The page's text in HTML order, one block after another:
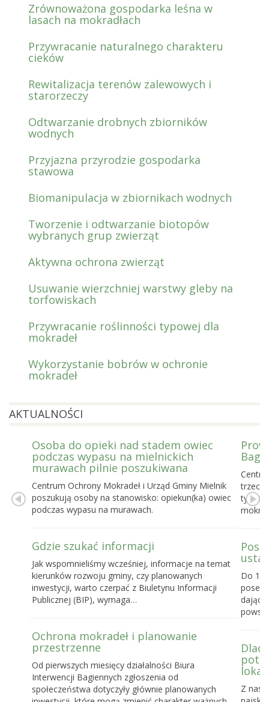
Zrównoważona gospodarka leśna w
lasach na mokradłach
Przywracanie naturalnego charakteru
cieków
Rewitalizacja terenów zalewowych i
starorzeczy
Odtwarzanie drobnych zbiorników
wodnych
Przyjazna przyrodzie gospodarka
stawowa
Biomanipulacja w zbiornikach wodnych
Tworzenie i odtwarzanie biotopów
wybranych grup zwierząt
Aktywna ochrona zwierząt
Usuwanie wierzchniej warstwy gleby na
torfowiskach
Przywracanie roślinności typowej dla
mokradeł
Wykorzystanie bobrów w ochronie
mokradeł
AKTUALNOŚCI
Osoba do opieki nad stadem owiec
podczas wypasu na mielnickich
murawach pilnie poszukiwana
Centrum Ochrony Mokradeł i Urząd Gminy Mielnik
poszukują osoby na stanowisko: opiekun(ka) owiec
podczas wypasu na murawach.
Gdzie szukać informacji
Jak wspomnieliśmy wcześniej, informacje na temat
kierunków rozwoju gminy, czy planowanych
inwestycji, warto czerpać z Biuletynu Informacji
Publicznej (BIP), wymaga…
Ochrona mokradeł i planowanie
przestrzenne
Od pierwszych miesięcy działalności Biura
Interwencji Bagiennych zgłoszenia od
społeczeństwa dotyczyły głównie planowanych
Do 16
Z